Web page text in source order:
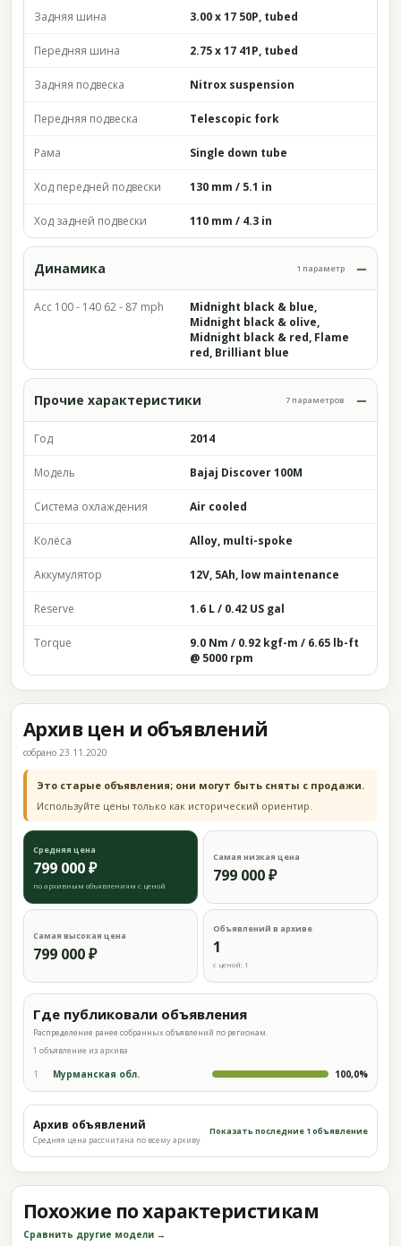
Задняя шина 3.00 x 17 50P, tubed
Передняя шина 2.75 x 17 41P, tubed
Задняя подвеска Nitrox suspension
Передняя подвеска Telescopic fork
Рама Single down tube
Ход передней подвески 130 mm / 5.1 in
Ход задней подвески 110 mm / 4.3 in
Динамика 1 параметр
Acc 100 - 140 62 - 87 mph
Midnight black & blue,
Midnight black & olive,
Midnight black & red, Flame
red, Brilliant blue
Прочие характеристики 7 параметров
Год 2014
Модель Bajaj Discover 100M
Система охлаждения Air cooled
Колёса Alloy, multi-spoke
Аккумулятор 12V, 5Ah, low maintenance
Reserve 1.6 L / 0.42 US gal
Torque
9.0 Nm / 0.92 kgf-m / 6.65 lb-ft
@ 5000 rpm
Архив цен и объявлений
собрано 23.11.2020
Это старые объявления; они могут быть сняты с продажи.
Используйте цены только как исторический ориентир.
Средняя цена
799 000 ₽
по архивным объявлениям с ценой
Самая низкая цена
799 000 ₽
Самая высокая цена
799 000 ₽
Объявлений в архиве
1
с ценой: 1
Где публиковали объявления
Распределение ранее собранных объявлений по регионам.
1 объявление из архива
1 Мурманская обл. 100,0%
Архив объявлений
Средняя цена рассчитана по всему архиву
Показать последние 1 объявление
Похожие по характеристикам
Сравнить другие модели →